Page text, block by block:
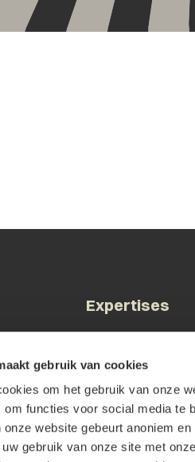
gebruik van cookies
om het gebruik van onze
om functies voor social media te
website gebeurt anoniem
gebruik van onze site met
Expertises
Corporate & M&A
Faillissement &
Herstructurering